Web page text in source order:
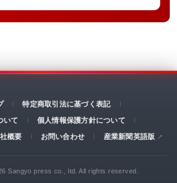
特定商取引法に基づく表記
いて
個人情報保護方針について
概要 お問い合わせ 産業新聞英語版
Sangyo press co., ltd. All rights reserved.